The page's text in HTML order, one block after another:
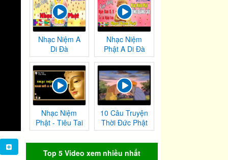
Nhạc Niệm A
Di Đà
Nhạc Niệm
Phật A Di Đà
Nhạc Niệm
Phật - Tiêu Tai
Nghiệp
Chướng
10 Câu Truyện
Thời Đức Phật
Tại Thế
Top 5 Video xem nhiều nhất